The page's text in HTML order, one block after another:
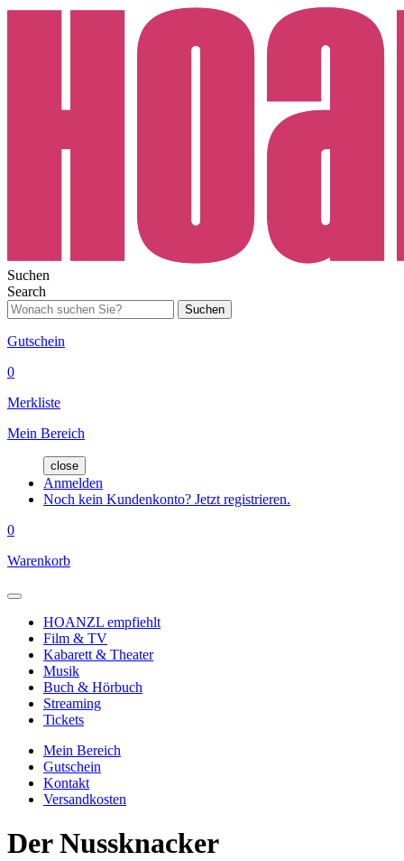
Suchen
Search
Suchen
Gutschein
0
Merkliste
Mein Bereich
close
Anmelden
Noch kein Kundenkonto? Jetzt registrieren.
0
Warenkorb
HOANZL empfiehlt
Film & TV
Kabarett & Theater
Musik
Buch & Hörbuch
Streaming
Tickets
Mein Bereich
Gutschein
Kontakt
Versandkosten
Der Nussknacker